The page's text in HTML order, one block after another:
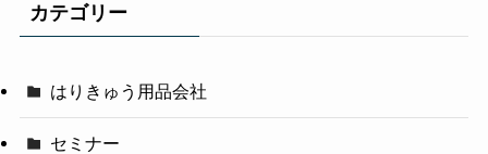
カテゴリー
はりきゅう用品会社
セミナー